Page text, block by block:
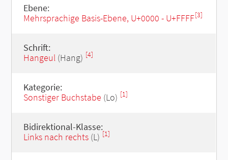
Ebene:
Mehrsprachige Basis-Ebene, U+0000 - U+FFFF[3]
Schrift:
Hangeul(Hang) [4]
Kategorie:
Sonstiger Buchstabe (Lo) [1]
Bidirektional-Klasse:
Links nach rechts(L) [1]